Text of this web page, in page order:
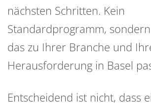
nächsten Schritten. Kein
Standardprogramm,
das zu Ihrer Branche und
Herausforderung in Basel
Entscheidend ist nicht, dass